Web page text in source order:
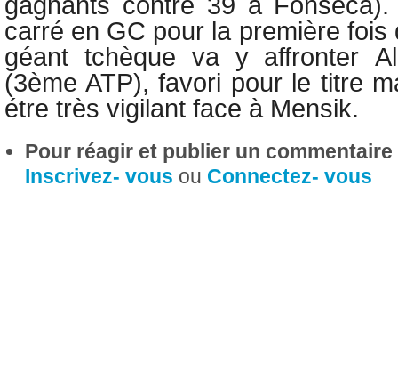
carré en GC pour la première fois
géant tchèque va y affronter
(3ème ATP), favori pour le titre
étre très vigilant face à Mensik.
Pour réagir et publier un
Inscrivez- vous ou Connectez- vous